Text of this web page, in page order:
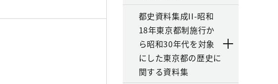
都史資料集成II-昭和
18年東京都制施行か
ら昭和30年代を対象
にした東京都の歴史に
関する資料集